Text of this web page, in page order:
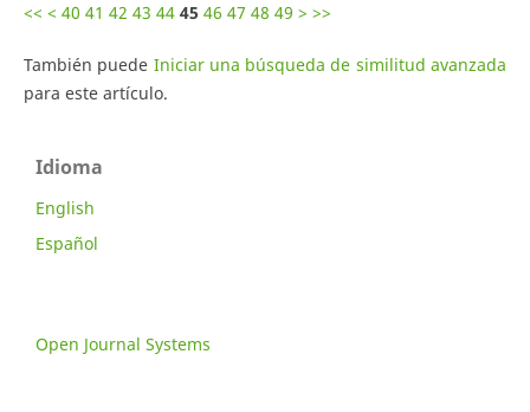
<< < 40 41 42 43 44 45 46 47 48 49 > >>
También puede Iniciar una búsqueda de similitud avanzada
para este artículo.
Idioma
English
Español
Open Journal Systems